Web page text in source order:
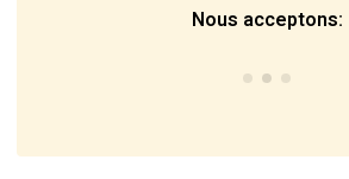
Nous acceptons: